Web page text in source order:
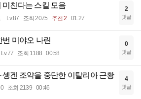
미친다는 스킬 모음
Lv.87 조회 2075 추천 2 01:27
2
댓글
번 미야오 나린
Lv.77 조회 1188 00:58
0
댓글
솅겐 조약을 중단한 이탈리아 근황
조회 2139 00:46
4
댓글